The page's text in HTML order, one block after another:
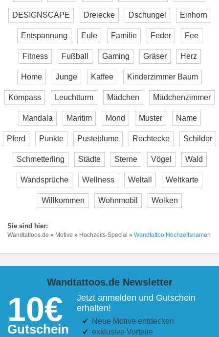
DESIGNSCAPE Dreiecke Dschungel Einhorn
Entspannung Eule Familie Feder Fee
Fitness Fußball Gaming Gräser Herz
Home Junge Kaffee Kinderzimmer Baum
Kompass Leuchtturm Mädchen Mädchenzimmer
Mandala Maritim Mond Muster Name
Pferd Punkte Pusteblume Rechtecke Schilder
Schmetterling Städte Sterne Vögel Wald
Wandsprüche Wellness Weltall Weltkarte
Willkommen Wohnmobil Wolken
Wandtattoos.de » Motive » Hochzeits-Special » Wandtattoo Hochzeitsnamen
Wandtattoos.de Newsletter
10€
Gutschein
Jetzt anmelden und Gutschein
erhalten!
Neue Motive entdecken
exklusive Vorteile